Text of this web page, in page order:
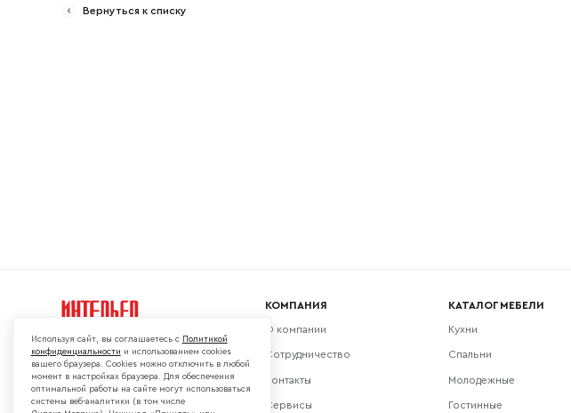
Вернуться к списку
Мы в социальных сетях:
КОМПАНИЯ
О компании
Сотрудничество
Контакты
Сервисы
КАТАЛОГ МЕБЕЛИ
Кухни
Спальни
Молодежные
Гостинные
Используя сайт, вы соглашаетесь с Политикой
конфиденциальности и использованием cookies
вашего браузера. Cookies можно отключить в любой
момент в настройках браузера. Для обеспечения
оптимальной работы на сайте могут использоваться
системы веб-аналитики (в том числе